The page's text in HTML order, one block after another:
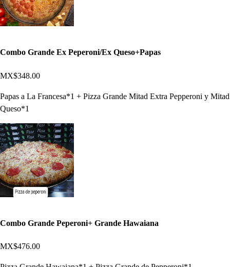
Combo Grande Ex Peperoni/Ex Queso+Papas
MX$348.00
Papas a La Francesa*1 + Pizza Grande Mitad Extra Pepperoni y Mitad
Queso*1
Combo Grande Peperoni+ Grande Hawaiana
MX$476.00